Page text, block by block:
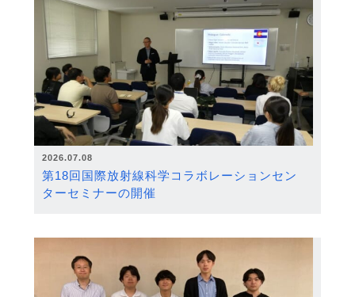
2026.07.08
第18回国際放射線科学コラボレーションセン
ターセミナーの開催